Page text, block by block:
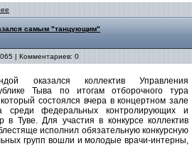
самым "танцующим"
| Комментариев: 0
оказался коллектив Управления
Тыва по итогам отборочного тура
состоялся вчера в концертном зале
среди федеральных контролирующих и
в Туве. Для участия в конкурсе коллектив
исполнил обязательную конкурсную
групп вошли и молодые врачи-интерны,